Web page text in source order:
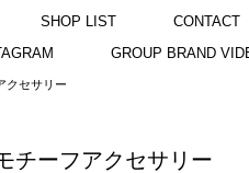
SHOP LIST CONTACT
GROUP BRAND
クセサリー
チーフアクセサリー